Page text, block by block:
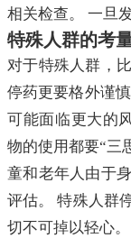
相关检查。 一旦
特殊人群的考
对于特殊人群，
停药更要格外谨
可能面临更大的
物的使用都要“三
童和老年人由于
评估。 特殊人群
切不可掉以轻心